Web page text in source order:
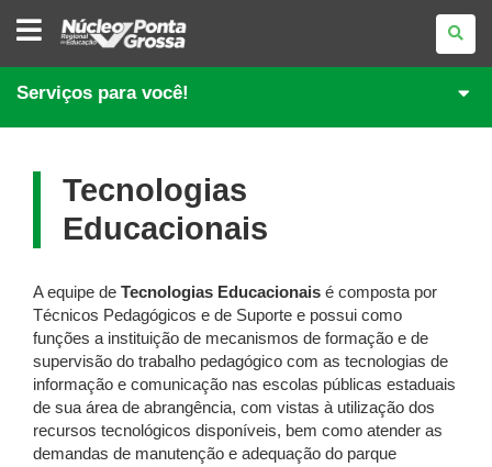
NÚCLEO
REGIONAL
EDUCAÇÃO
DE
PONTA
Serviços para você!
Tecnologias
Educacionais
A equipe de Tecnologias Educacionais é composta por
Técnicos Pedagógicos e de Suporte e possui como
funções a instituição de mecanismos de formação e de
supervisão do trabalho pedagógico com as tecnologias de
informação e comunicação nas escolas públicas estaduais
de sua área de abrangência, com vistas à utilização dos
recursos tecnológicos disponíveis, bem como atender as
demandas de manutenção e adequação do parque